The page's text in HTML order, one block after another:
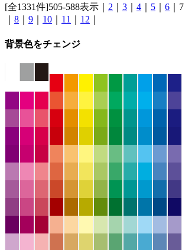
[全1331件]505-588表示｜ 2 3 4 5 6 ｜7
8 9 10 11 12
背景色をチェンジ